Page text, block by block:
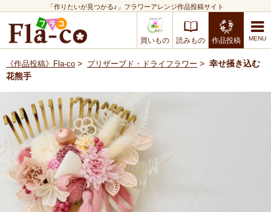
「作りたいが見つかる♪」フラワーアレンジ作品投稿サイト
買いもの 読みもの 作品投稿
《作品投稿》Fla-co > プリザーブド・ドライフラワー > 幸せ掻き込む
花熊手